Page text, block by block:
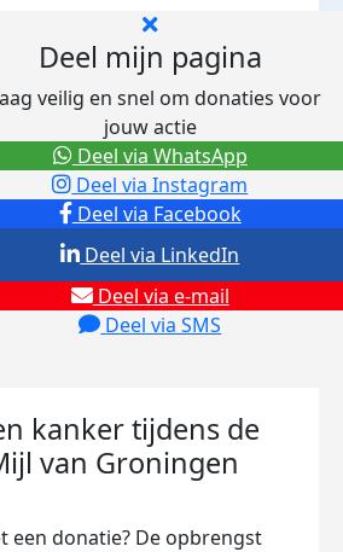
Deel mijn pagina
veilig en snel om donaties voor
jouw actie
Deel via Facebook
Deel via Instagram
Deel via e-mail
Deel via SMS
Deel via LinkedIn
Deel via WhatsApp
kanker tijdens de
van Groningen
een donatie? De opbrengst